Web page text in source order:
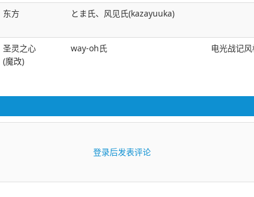
东方 とま氏、风见氏(kazayuuka)
圣灵之心
(魔改)
way-oh氏 电光战记
登录后发表评论